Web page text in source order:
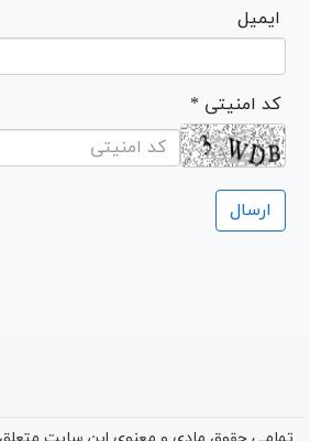
ایمیل
* کد امنیتی